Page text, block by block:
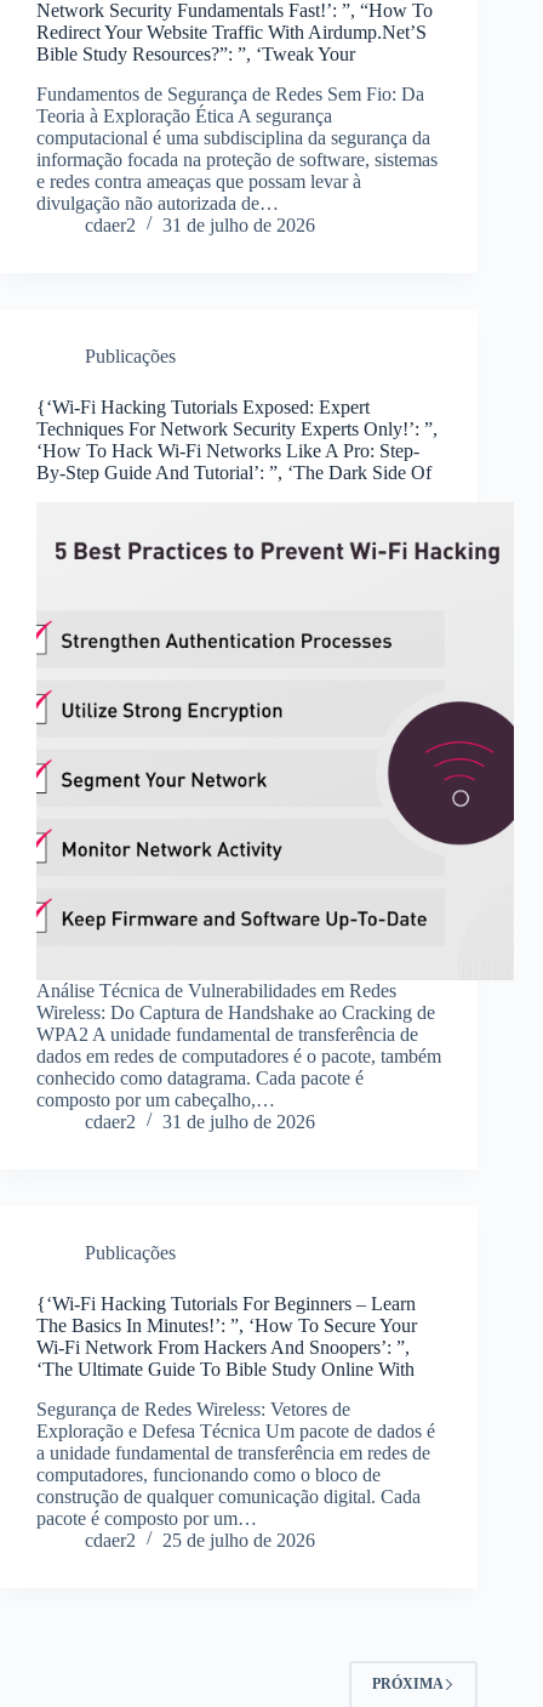
Network Security Fundamentals Fast!’: ”, “How To
Redirect Your Website Traffic With Airdump.Net’S
Bible Study Resources?”: ”, ‘Tweak Your
Fundamentos de Segurança de Redes Sem Fio: Da
Teoria à Exploração Ética A segurança
computacional é uma subdisciplina da segurança da
informação focada na proteção de software, sistemas
e redes contra ameaças que possam levar à
divulgação não autorizada de…
cdaer2
31 de julho de 2026
Publicações
{‘Wi-Fi Hacking Tutorials Exposed: Expert
Techniques For Network Security Experts Only!’: ”,
‘How To Hack Wi-Fi Networks Like A Pro: Step-
By-Step Guide And Tutorial’: ”, ‘The Dark Side Of
Análise Técnica de Vulnerabilidades em Redes
Wireless: Do Captura de Handshake ao Cracking de
WPA2 A unidade fundamental de transferência de
dados em redes de computadores é o pacote, também
conhecido como datagrama. Cada pacote é
composto por um cabeçalho,…
cdaer2
31 de julho de 2026
Publicações
{‘Wi-Fi Hacking Tutorials For Beginners – Learn
The Basics In Minutes!’: ”, ‘How To Secure Your
Wi-Fi Network From Hackers And Snoopers’: ”,
‘The Ultimate Guide To Bible Study Online With
Segurança de Redes Wireless: Vetores de
Exploração e Defesa Técnica Um pacote de dados é
a unidade fundamental de transferência em redes de
computadores, funcionando como o bloco de
construção de qualquer comunicação digital. Cada
pacote é composto por um…
cdaer2
25 de julho de 2026
PRÓXIMA